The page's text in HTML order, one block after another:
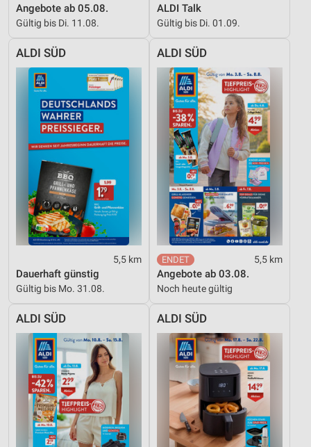
Angebote ab 05.08.
Gültig bis Di. 11.08.
ALDI Talk
Gültig bis Di. 01.09.
ALDI SÜD
5,5 km
Dauerhaft günstig
Gültig bis Mo. 31.08.
ALDI SÜD
5,5 km
Angebote ab 03.08.
Noch heute gültig
ALDI SÜD ALDI SÜD